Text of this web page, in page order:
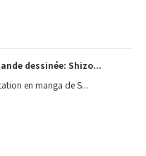
dessinée: Shizo...
en manga de S...